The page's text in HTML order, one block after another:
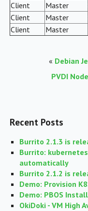
Client
Master
Client
Master
Client
Master
« Debian
PVDI
Recent Posts
Burrito 2.1.3 is
Burrito:
automatically
Burrito 2.1.2 is
Demo: Provision
Demo: PBOS
OkiDoki - VM High